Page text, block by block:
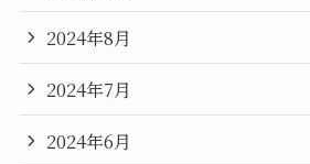
2024年8月
2024年7月
2024年6月